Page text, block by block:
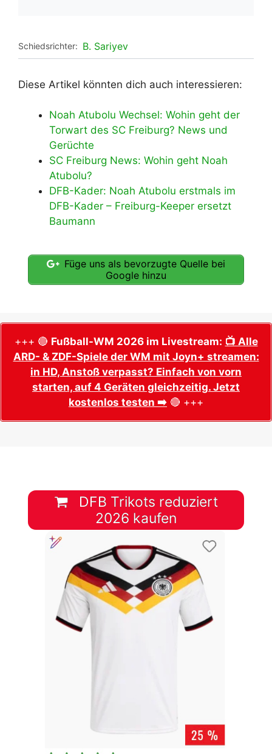
Schiedsrichter: B. Sariyev
Diese Artikel könnten dich auch interessieren:
Noah Atubolu Wechsel: Wohin geht der
Torwart des SC Freiburg? News und
Gerüchte
SC Freiburg News: Wohin geht Noah
Atubolu?
DFB-Kader: Noah Atubolu erstmals im
DFB-Kader – Freiburg-Keeper ersetzt
Baumann
Füge uns als bevorzugte Quelle bei
Google hinzu
+++ 🔴 Fußball-WM 2026 im Livestream: 📺 Alle
ARD- & ZDF-Spiele der WM mit Joyn+ streamen:
in HD, Anstoß verpasst? Einfach von vorn
starten, auf 4 Geräten gleichzeitig. Jetzt
kostenlos testen ➡️ 🔴 +++
DFB Trikots reduziert
2026 kaufen